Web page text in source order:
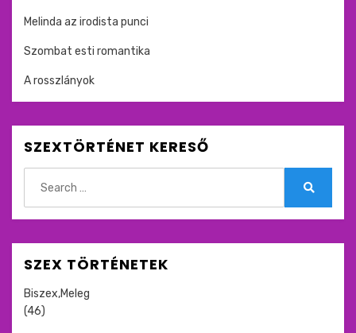
Melinda az irodista punci
Szombat esti romantika
A rosszlányok
SZEXTÖRTÉNET KERESŐ
for:
SZEX TÖRTÉNETEK
Biszex,Meleg
(46)